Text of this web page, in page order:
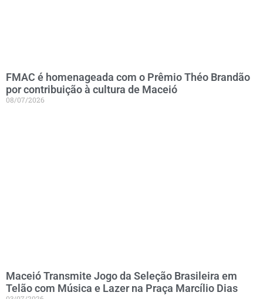
FMAC é homenageada com o Prêmio Théo Brandão
por contribuição à cultura de Maceió
08/07/2026
Maceió Transmite Jogo da Seleção Brasileira em
Telão com Música e Lazer na Praça Marcílio Dias